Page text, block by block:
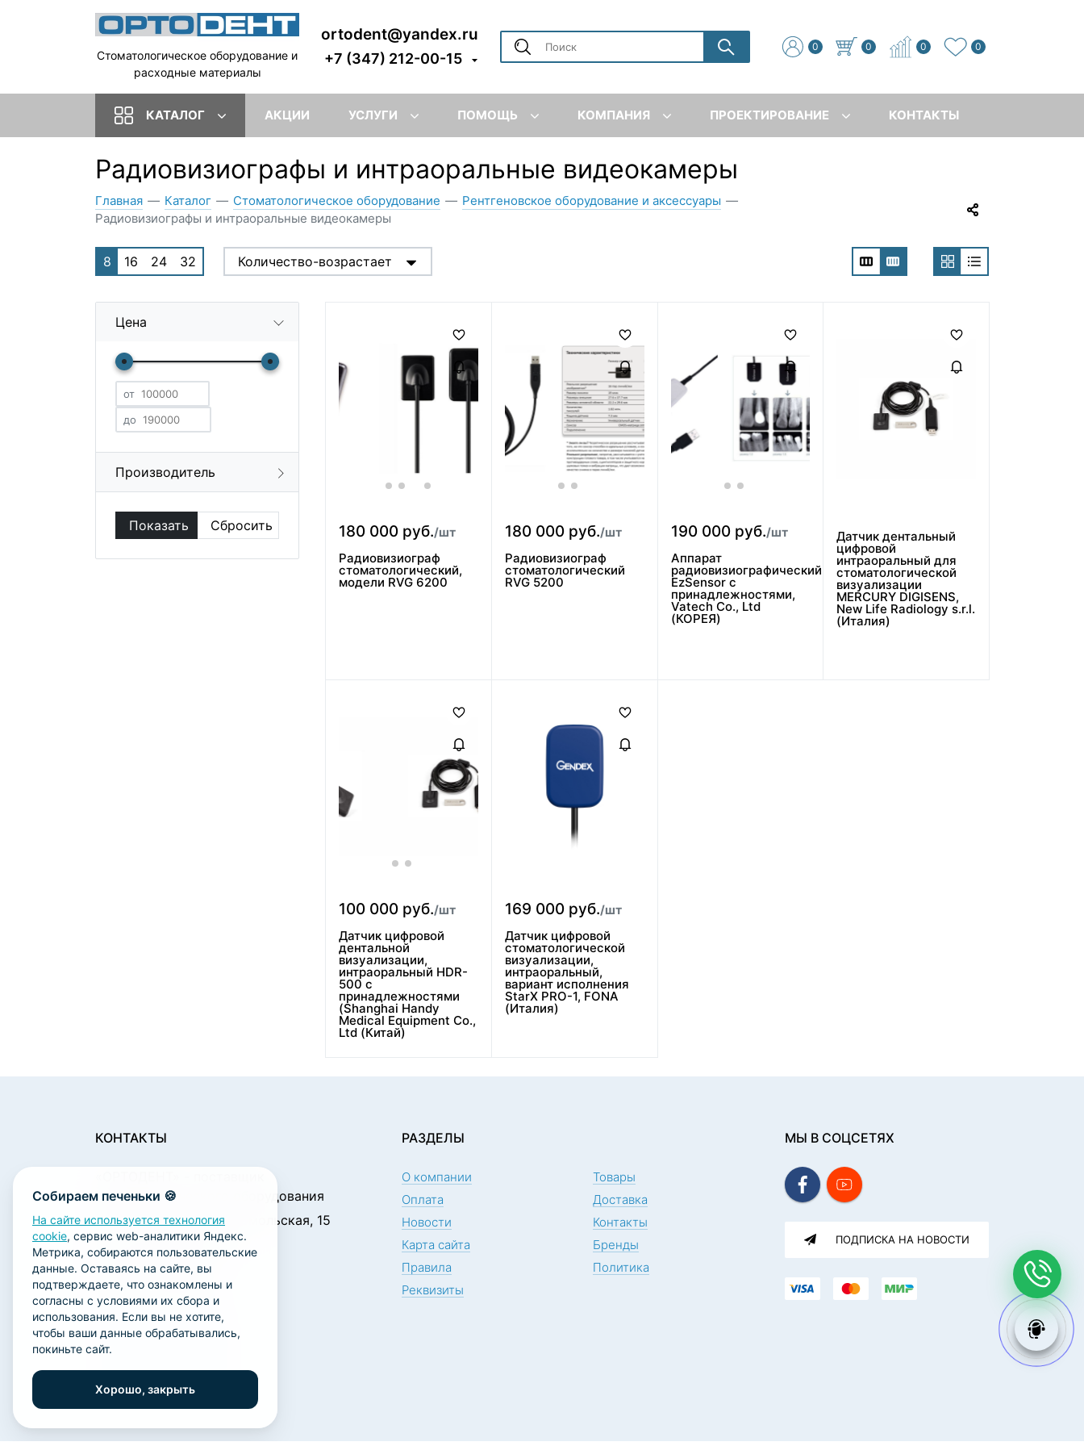
Стоматологическое оборудование и
расходные материалы
ortodent@yandex.ru
+7 (347) 212-00-15
0 0 0 0
КАТАЛОГ АКЦИИ УСЛУГИ ПОМОЩЬ КОМПАНИЯ ПРОЕКТИРОВАНИЕ КОНТАКТЫ
Радиовизиографы и интраоральные видеокамеры
Главная — Каталог — Стоматологическое оборудование — Рентгеновское оборудование и аксессуары —
Радиовизиографы и интраоральные видеокамеры
8 16 24 32 Количество-возрастает
Цена
от
до
Производитель
180 000 руб./шт
Радиовизиограф
стоматологический,
модели RVG 6200
180 000 руб./шт
Радиовизиограф
стоматологический
RVG 5200
190 000 руб./шт
Аппарат
радиовизиографический
EzSensor с
принадлежностями,
Vatech Co., Ltd
(КОРЕЯ)
Датчик дентальный
цифровой
интраоральный для
стоматологической
визуализации
MERCURY DIGISENS,
New Life Radiology s.r.l.
(Италия)
100 000 руб./шт
Датчик цифровой
дентальной
визуализации,
интраоральный HDR-
500 с
принадлежностями
(Shanghai Handy
Medical Equipment Co.,
Ltd (Китай)
169 000 руб./шт
Датчик цифровой
стоматологической
визуализации,
интраоральный,
вариант исполнения
StarX PRO-1, FONA
(Италия)
Собираем печеньки 🍪
На сайте используется технология
cookie, сервис web-аналитики Яндекс.
Метрика, собираются пользовательские
данные. Оставаясь на сайте, вы
подтверждаете, что ознакомлены и
согласны с условиями их сбора и
использования. Если вы не хотите,
чтобы ваши данные обрабатывались,
покиньте сайт.
Хорошо, закрыть
КОНТАКТЫ
стоматологического оборудования
450001, г. Уфа ул. Комсомольская, 15
Пн. - Чт.: 09:00 - 18:00
Пт.: 09:00 - 17:00
Сб., Вс.: выходной
ortodent@yandex.ru
+7 (347) 212-00-15
+7 (347) 212-01-15
РАЗДЕЛЫ
О компании
Товары
Оплата
Доставка
Новости
Контакты
Карта сайта
Бренды
Правила
Политика
Реквизиты
МЫ В СОЦСЕТЯХ
ПОДПИСКА НА НОВОСТИ